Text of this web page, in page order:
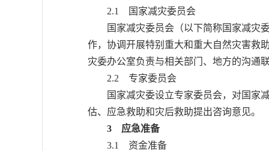
2.1 国家减灾委员会
国家减灾委员会（以下简称国家减灾委
作，协调开展特别重大和重大自然灾害救
灾委办公室负责与相关部门、地方的沟通
2.2 专家委员会
国家减灾委设立专家委员会，对国家减
估、应急救助和灾后救助提出咨询意见。
3 应急准备
3.1 资金准备